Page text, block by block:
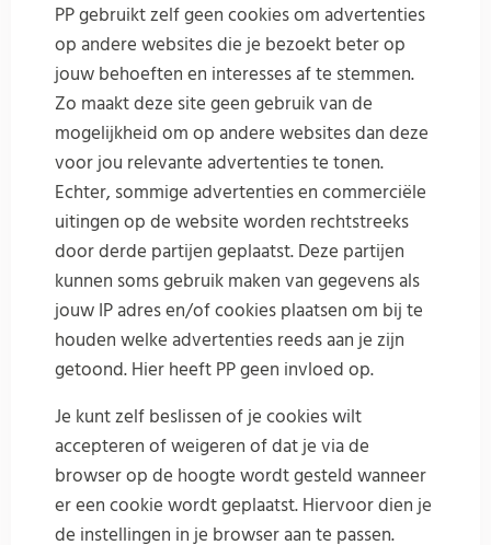
PP gebruikt zelf geen cookies om advertenties
op andere websites die je bezoekt beter op
jouw behoeften en interesses af te stemmen.
Zo maakt deze site geen gebruik van de
mogelijkheid om op andere websites dan deze
voor jou relevante advertenties te tonen.
Echter, sommige advertenties en commerciële
uitingen op de website worden rechtstreeks
door derde partijen geplaatst. Deze partijen
kunnen soms gebruik maken van gegevens als
jouw IP adres en/of cookies plaatsen om bij te
houden welke advertenties reeds aan je zijn
getoond. Hier heeft PP geen invloed op.
Je kunt zelf beslissen of je cookies wilt
accepteren of weigeren of dat je via de
browser op de hoogte wordt gesteld wanneer
er een cookie wordt geplaatst. Hiervoor dien je
de instellingen in je browser aan te passen.